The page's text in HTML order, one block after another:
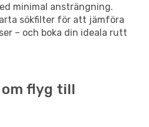
minimal ansträngning.
sökfilter för att jämföra
– och boka din ideala rutt
flyg till